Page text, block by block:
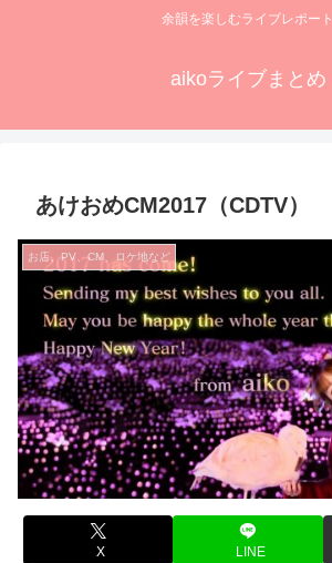
余韻を楽しむライブレポート
aikoライブまとめ
あけおめCM2017（CDTV）
お店、PV、CM、ロケ地など
X LINE